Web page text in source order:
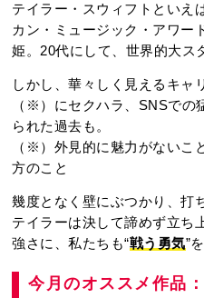
テイラー・スウィフトといえ
カン・ミュージック・アワー
姫。20代にして、世界的大ス
しかし、華々しく見えるキャ
（※）にセクハラ、SNSでの
られた過去も。
（※）外見的に魅力がないこ
方のこと
幾度となく壁にぶつかり、打
テイラーは決して諦めず立ち
強さに、私たちも“戦う勇気”
今月のオススメ作品